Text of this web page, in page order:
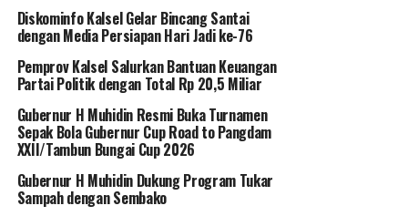
Diskominfo Kalsel Gelar Bincang Santai
dengan Media Persiapan Hari Jadi ke-76
Pemprov Kalsel Salurkan Bantuan Keuangan
Partai Politik dengan Total Rp 20,5 Miliar
Gubernur H Muhidin Resmi Buka Turnamen
Sepak Bola Gubernur Cup Road to Pangdam
XXII/Tambun Bungai Cup 2026
Gubernur H Muhidin Dukung Program Tukar
Sampah dengan Sembako